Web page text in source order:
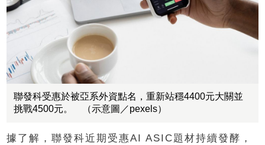
聯發科受惠於被亞系外資點名，重新站穩4400元大關並
挑戰4500元。 （示意圖／pexels）
據了解，聯發科近期受惠AI ASIC題材持續發酵，